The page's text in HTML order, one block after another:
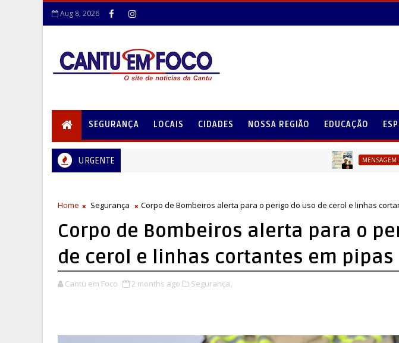
Aug 8, 2026
SEGURANÇA LOCAIS CIDADES NOSSA REGIÃO EDUCAÇÃO
URGENTE MENSAGEM DIA DOS
Home Segurança Corpo de Bombeiros alerta para o perigo do uso de cerol e linhas
Corpo de Bombeiros alerta para o
de cerol e linhas cortantes em pipas
Cantu em Foco 2 months ago Segurança,